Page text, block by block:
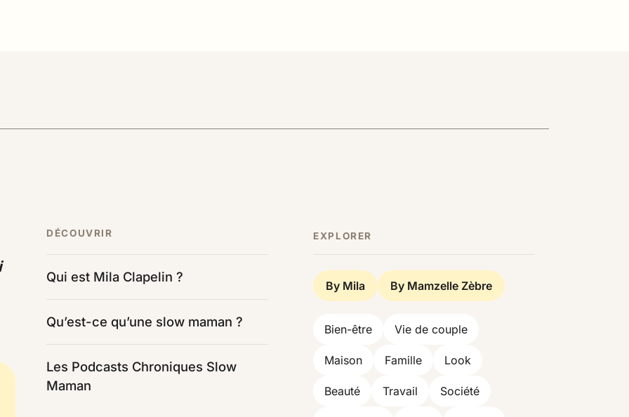
DÉCOUVRIR
Qui est Mila Clapelin ?
Qu’est-ce qu’une slow maman ?
Les Podcasts Chroniques Slow
Maman
EXPLORER
By Mila By Mamzelle Zèbre
Bien-être Vie de couple
Maison Famille Look
Beauté Travail Société